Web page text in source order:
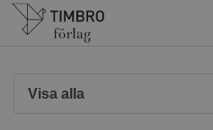
Timbro